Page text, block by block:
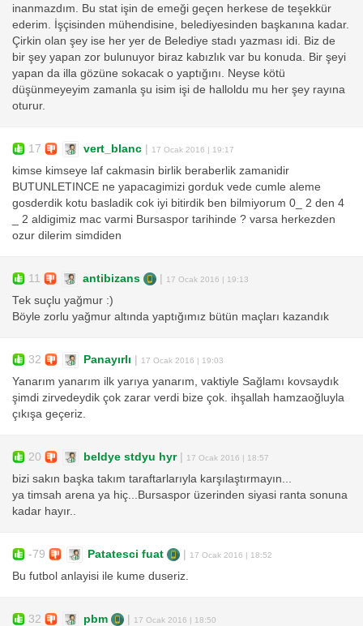
inanmazdım. Bu stat işin de emeği geçen herkese de teşekkür
ederim. İşçisinden mühendisine, belediyesinden başkanına kadar.
Çirkin olan şey ise her yer de Belediye stadı yazması idi. Biz de
bir şey yapan zor bulunuyor biraz kabızlık var bu konuda. Bir şeyi
yapan da illa gözüne sokacak o yaptığını. Neyse kötü
düşünmeyeyim zamanla şu isim işi de halloldu mu her şey rayına
oturur.
17 vert_blanc | 17 Ocak 2016 | 19:17
kimse kimseye laf cakmasin birlik beraberlik zamanidir
BUTUNLETINCE ne yapacagimizi gorduk vede cumle aleme
gosderdik kotu basladik cok iyi bitirdik ben bilmiyorum 0_ 2 den 4
_ 2 aldigimiz mac varmi Bursaspor tarihinde ? varsa herkezden
ozur dilerim simdiden
11 antibizans | 17 Ocak 2016 | 19:13
Tek suçlu yağmur :)
Böyle zorlu yağmur altında yaptığımız bütün maçları kazandık
32 Panayırlı | 17 Ocak 2016 | 19:03
Yanarım yanarım ilk yarıya yanarım, vaktiyle Sağlamı kovsaydık
şimdi zirvedeydik çok zarar verdi bize çok. ihşallah hamzaoğluyla
çıkışa geçeriz.
20 beldye stdyu hyr| 17 Ocak 2016 | 18:57
bizi sakın başka takım taraftarlarıyla karşılaştırmayın...
ya timsah arena ya hiç...Bursaspor üzerinden siyasi ranta sonuna
kadar hayır..
-79 Patatesci fuat | 17 Ocak 2016 | 18:52
Bu futbol anlayisi ile kume duseriz.
32 pbm | 17 Ocak 2016 | 18:50